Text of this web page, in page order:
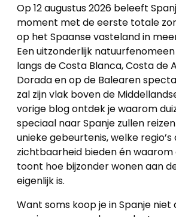
Op 12 augustus 2026 beleeft
moment met de eerste totale
op het Spaanse vasteland in
Een uitzonderlijk
langs de Costa Blanca, Costa de
Dorada en op de Balearen
zal zijn vlak boven de
vorige blog ontdek je waarom
speciaal naar Spanje zullen
unieke gebeurtenis, welke
zichtbaarheid bieden én waarom
toont hoe bijzonder wonen aan
eigenlijk is.
Want soms koop je in Spanje niet